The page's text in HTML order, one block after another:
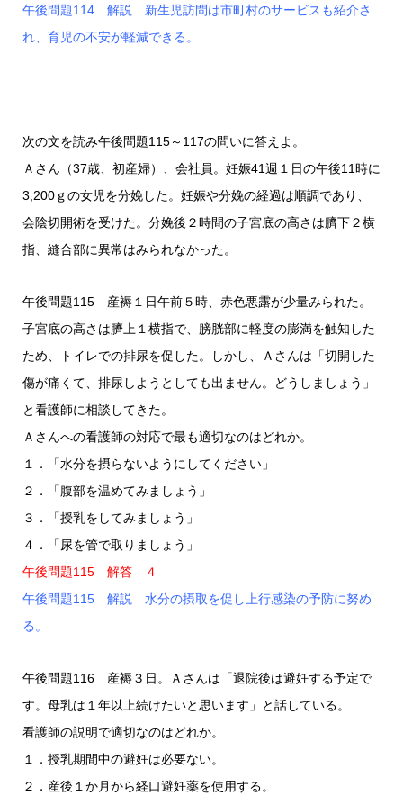
午後問題114 解説 新生児訪問は市町村のサービスも紹介さ
れ、育児の不安が軽減できる。
次の文を読み午後問題115～117の問いに答えよ。
Ａさん（37歳、初産婦）、会社員。妊娠41週１日の午後11時に
3,200ｇの女児を分娩した。妊娠や分娩の経過は順調であり、
会陰切開術を受けた。分娩後２時間の子宮底の高さは臍下２横
指、縫合部に異常はみられなかった。
午後問題115 産褥１日午前５時、赤色悪露が少量みられた。
子宮底の高さは臍上１横指で、膀胱部に軽度の膨満を触知した
ため、トイレでの排尿を促した。しかし、Ａさんは「切開した
傷が痛くて、排尿しようとしても出ません。どうしましょう」
と看護師に相談してきた。
Ａさんへの看護師の対応で最も適切なのはどれか。
１．「水分を摂らないようにしてください」
２．「腹部を温めてみましょう」
３．「授乳をしてみましょう」
４．「尿を管で取りましょう」
午後問題115 解答 ４
午後問題115 解説 水分の摂取を促し上行感染の予防に努め
る。
午後問題116 産褥３日。Ａさんは「退院後は避妊する予定で
す。母乳は１年以上続けたいと思います」と話している。
看護師の説明で適切なのはどれか。
１．授乳期間中の避妊は必要ない。
２．産後１か月から経口避妊薬を使用する。